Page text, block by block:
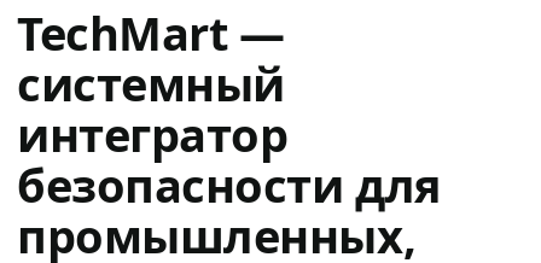
TechMart —
системный
интегратор
безопасности для
промышленных,